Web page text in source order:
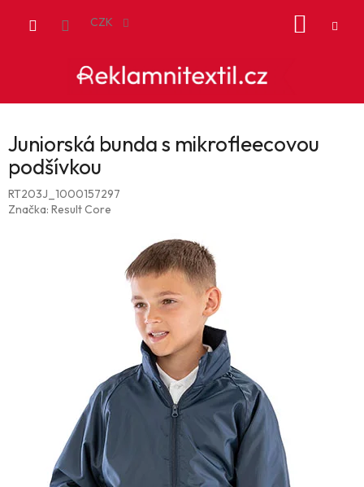
CZK
Juniorská bunda s mikrofleecovou
podšívkou
RT203J_1000157297
Značka: Result Core